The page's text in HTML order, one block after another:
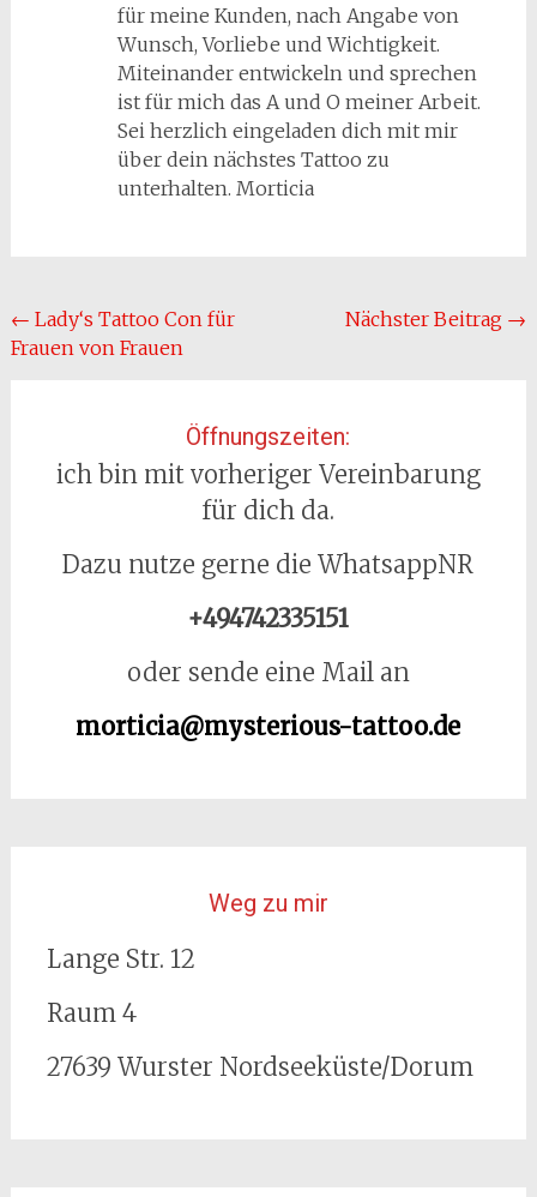
für meine Kunden, nach Angabe von
Wunsch, Vorliebe und Wichtigkeit.
Miteinander entwickeln und sprechen
ist für mich das A und O meiner Arbeit.
Sei herzlich eingeladen dich mit mir
über dein nächstes Tattoo zu
unterhalten. Morticia
Beitragsnavigation
← Lady‘s Tattoo Con für
Frauen von Frauen
Nächster Beitrag →
Öffnungszeiten:
ich bin mit vorheriger Vereinbarung
für dich da.
Dazu nutze gerne die WhatsappNR
+494742335151
oder sende eine Mail an
morticia@mysterious-tattoo.de
Weg zu mir
Lange Str. 12
Raum 4
27639 Wurster Nordseeküste/Dorum